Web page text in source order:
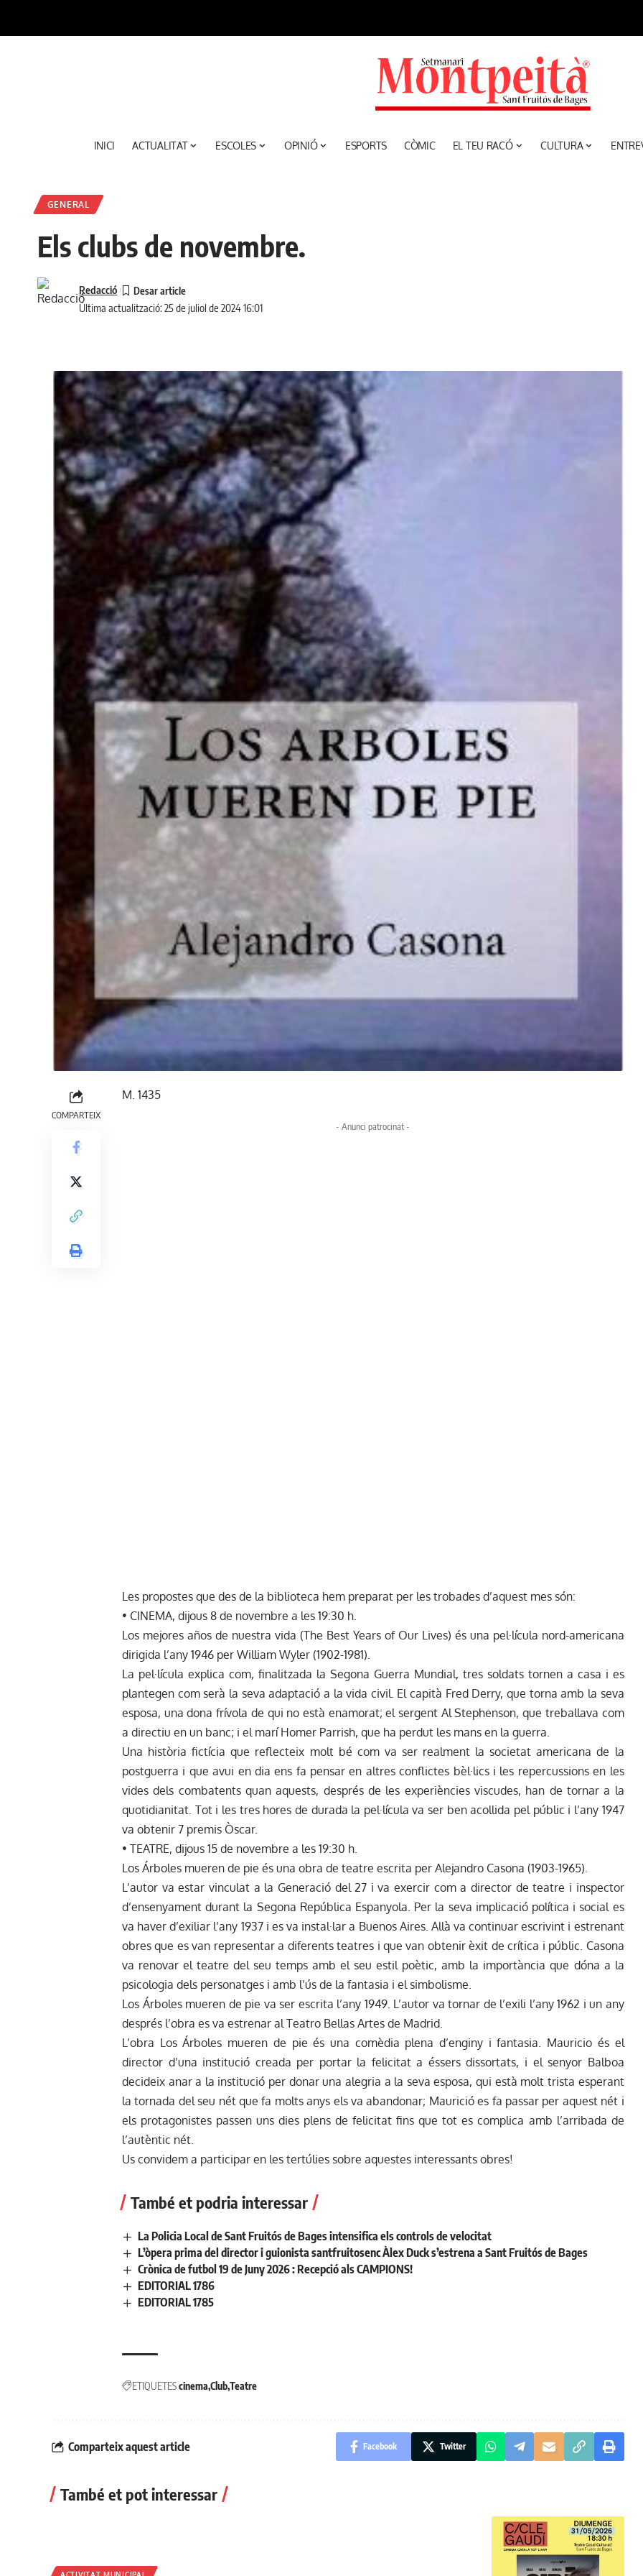
INICI ACTUALITAT ESCOLES OPINIÓ ESPORTS CÒMIC EL TEU RACÓ CULTURA
GENERAL
Els clubs de novembre.
Última actualització: 25 de juliol de 2024 16:01
Redacció
COMPARTEIX
M. 1435
- Anunci patrocinat -
Les propostes que des de la biblioteca hem preparat per les trobades d’aquest mes són:
• CINEMA, dijous 8 de novembre a les 19:30 h.
Los mejores años de nuestra vida (The Best Years of Our Lives) és una pel·lícula nord-americana
dirigida l’any 1946 per William Wyler (1902-1981).
La pel·lícula explica com, finalitzada la Segona Guerra Mundial, tres soldats tornen a casa i es
plantegen com serà la seva adaptació a la vida civil. El capità Fred Derry, que torna amb la seva
esposa, una dona frívola de qui no està enamorat; el sergent Al Stephenson, que treballava com
a directiu en un banc; i el marí Homer Parrish, que ha perdut les mans en la guerra.
Una història fictícia que reflecteix molt bé com va ser realment la societat americana de la
postguerra i que avui en dia ens fa pensar en altres conflictes bèl·lics i les repercussions en les
vides dels combatents quan aquests, després de les experiències viscudes, han de tornar a la
quotidianitat. Tot i les tres hores de durada la pel·lícula va ser ben acollida pel públic i l’any 1947
va obtenir 7 premis Òscar.
• TEATRE, dijous 15 de novembre a les 19:30 h.
Los Árboles mueren de pie és una obra de teatre escrita per Alejandro Casona (1903-1965).
L’autor va estar vinculat a la Generació del 27 i va exercir com a director de teatre i inspector
d’ensenyament durant la Segona República Espanyola. Per la seva implicació política i social es
va haver d’exiliar l’any 1937 i es va instal·lar a Buenos Aires. Allà va continuar escrivint i estrenant
obres que es van representar a diferents teatres i que van obtenir èxit de crítica i públic. Casona
va renovar el teatre del seu temps amb el seu estil poètic, amb la importància que dóna a la
psicologia dels personatges i amb l’ús de la fantasia i el simbolisme.
Los Árboles mueren de pie va ser escrita l’any 1949. L’autor va tornar de l’exili l’any 1962 i un any
després l’obra es va estrenar al Teatro Bellas Artes de Madrid.
L’obra Los Árboles mueren de pie és una comèdia plena d’enginy i fantasia. Mauricio és el
director d’una institució creada per portar la felicitat a éssers dissortats, i el senyor Balboa
decideix anar a la institució per donar una alegria a la seva esposa, qui està molt trista esperant
la tornada del seu nét que fa molts anys els va abandonar; Maurició es fa passar per aquest nét i
els protagonistes passen uns dies plens de felicitat fins que tot es complica amb l’arribada de
l’autèntic nét.
Us convidem a participar en les tertúlies sobre aquestes interessants obres!
També et podria interessar
La Policia Local de Sant Fruitós de Bages intensifica els controls de velocitat
L’òpera prima del director i guionista santfruitosenc Àlex Duck s’estrena a Sant Fruitós de Bages
Crònica de futbol 19 de Juny 2026 : Recepció als CAMPIONS!
EDITORIAL 1786
EDITORIAL 1785
ETIQUETEScinema ClubTeatre
Comparteix aquest article Facebook Twitter
També et pot interessar